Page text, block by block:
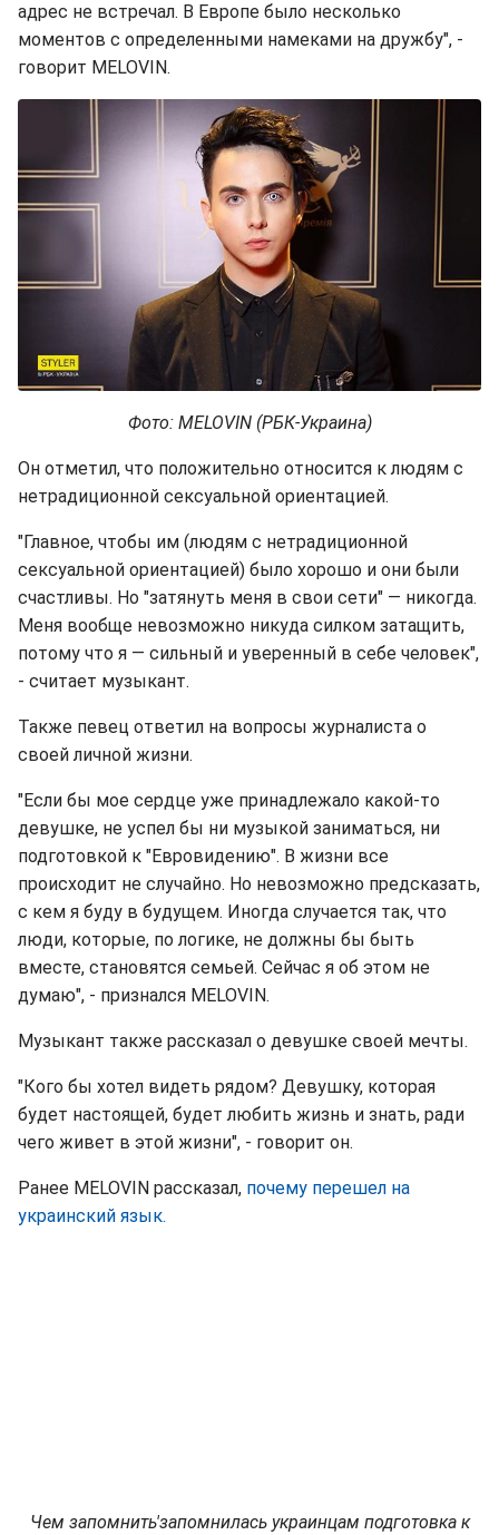
адрес не встречал. В Европе было несколько
моментов с определенными намеками на дружбу", -
говорит MELOVIN.
Фото: MELOVIN (РБК-Украина)
Он отметил, что положительно относится к людям с
нетрадиционной сексуальной ориентацией.
"Главное, чтобы им (людям с нетрадиционной
сексуальной ориентацией) было хорошо и они были
счастливы. Но "затянуть меня в свои сети" — никогда.
Меня вообще невозможно никуда силком затащить,
потому что я — сильный и уверенный в себе человек",
- считает музыкант.
Также певец ответил на вопросы журналиста о
своей личной жизни.
"Если бы мое сердце уже принадлежало какой-то
девушке, не успел бы ни музыкой заниматься, ни
подготовкой к "Евровидению". В жизни все
происходит не случайно. Но невозможно предсказать,
с кем я буду в будущем. Иногда случается так, что
люди, которые, по логике, не должны бы быть
вместе, становятся семьей. Сейчас я об этом не
думаю", - признался MELOVIN.
Музыкант также рассказал о девушке своей мечты.
"Кого бы хотел видеть рядом? Девушку, которая
будет настоящей, будет любить жизнь и знать, ради
чего живет в этой жизни", - говорит он.
Ранее MELOVIN рассказал, почему перешел на
украинский язык.
Чем запомнить'запомнилась украинцам подготовка к